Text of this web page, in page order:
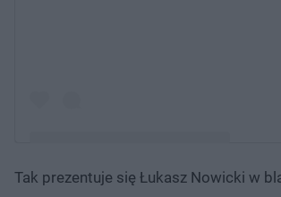
Tak prezentuje się Łukasz Nowicki w